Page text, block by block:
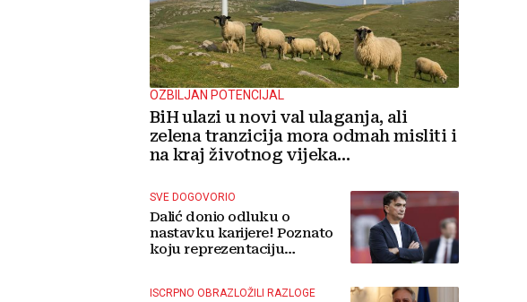
OZBILJAN POTENCIJAL
BiH ulazi u novi val ulaganja, ali
zelena tranzicija mora odmah misliti i
na kraj životnog vijeka
SVE DOGOVORIO
Dalić donio odluku o
nastavku karijere! Poznato
koju reprezentaciju
ISCRPNO OBRAZLOŽILI RAZLOGE